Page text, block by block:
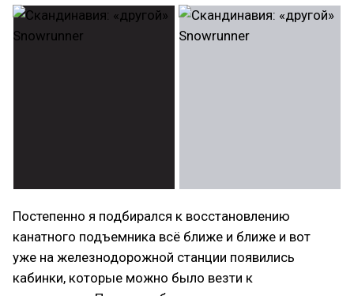
Постепенно я подбирался к восстановлению
канатного подъемника всё ближе и ближе и вот
уже на железнодорожной станции появились
кабинки, которые можно было везти к